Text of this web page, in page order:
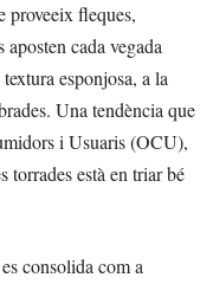
proveeix fleques,
cada vegada
esponjosa, a la
Una tendència que
i Usuaris (OCU),
torrades està en triar bé
consolida com a